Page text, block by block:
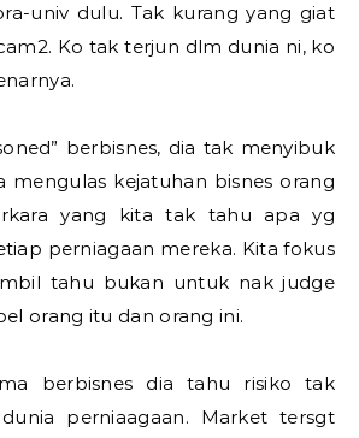
univ dulu. Tak kurang yang giat
Ko tak terjun dlm dunia ni, ko
berbisnes, dia tak menyibuk
mengulas kejatuhan bisnes orang
yang kita tak tahu apa yg
perniagaan mereka. Kita fokus
tahu bukan untuk nak judge
orang itu dan orang ini.
berbisnes dia tahu risiko tak
perniaagaan. Market tersgt